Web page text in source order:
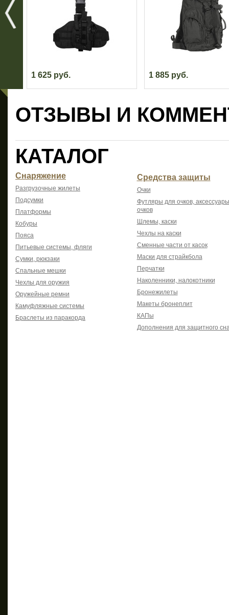
1 625 руб. 1 885 руб.
ОТЗЫВЫ И
КАТАЛОГ
Снаряжение
Разгрузочные жилеты
Подсумки
Платформы
Кобуры
Пояса
Питьевые системы, фляги
Сумки, рюкзаки
Спальные мешки
Чехлы для оружия
Оружейные ремни
Камуфляжные системы
Браслеты из паракорда
Средства защиты
Очки
Футляры для очков,
очков
Шлемы, каски
Чехлы на каски
Сменные части от касок
Маски для страйкбола
Перчатки
Наколенники, налокотники
Бронежилеты
Макеты бронеплит
КАПы
Дополнения для защитного